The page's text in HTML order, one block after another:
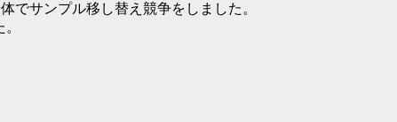
でサンプル移し替え競争をしました。